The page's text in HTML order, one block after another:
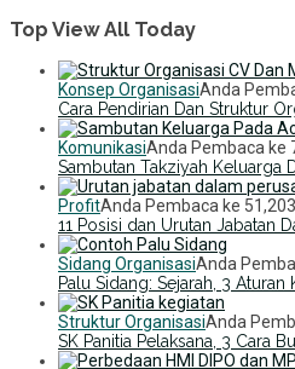
Top View All Today
Konsep OrganisasiAnda
Cara Pendirian Dan Struktur
KomunikasiAnda Pembaca ke
Sambutan Takziyah Keluarga
ProfitAnda Pembaca ke
11 Posisi dan Urutan Jabatan
Sidang OrganisasiAnda
Palu Sidang: Sejarah, 3 Aturan
Struktur OrganisasiAnda
SK Panitia Pelaksana, 3 Cara